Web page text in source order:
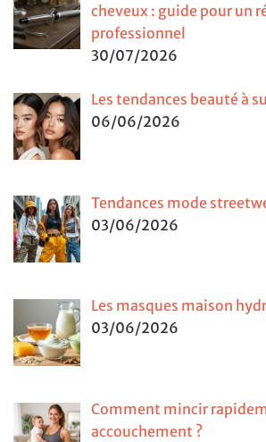
cheveux : guide pour un
professionnel
30/07/2026
Les tendances beauté à
06/06/2026
Tendances mode
03/06/2026
Les masques maison
03/06/2026
Comment mincir
accouchement ?